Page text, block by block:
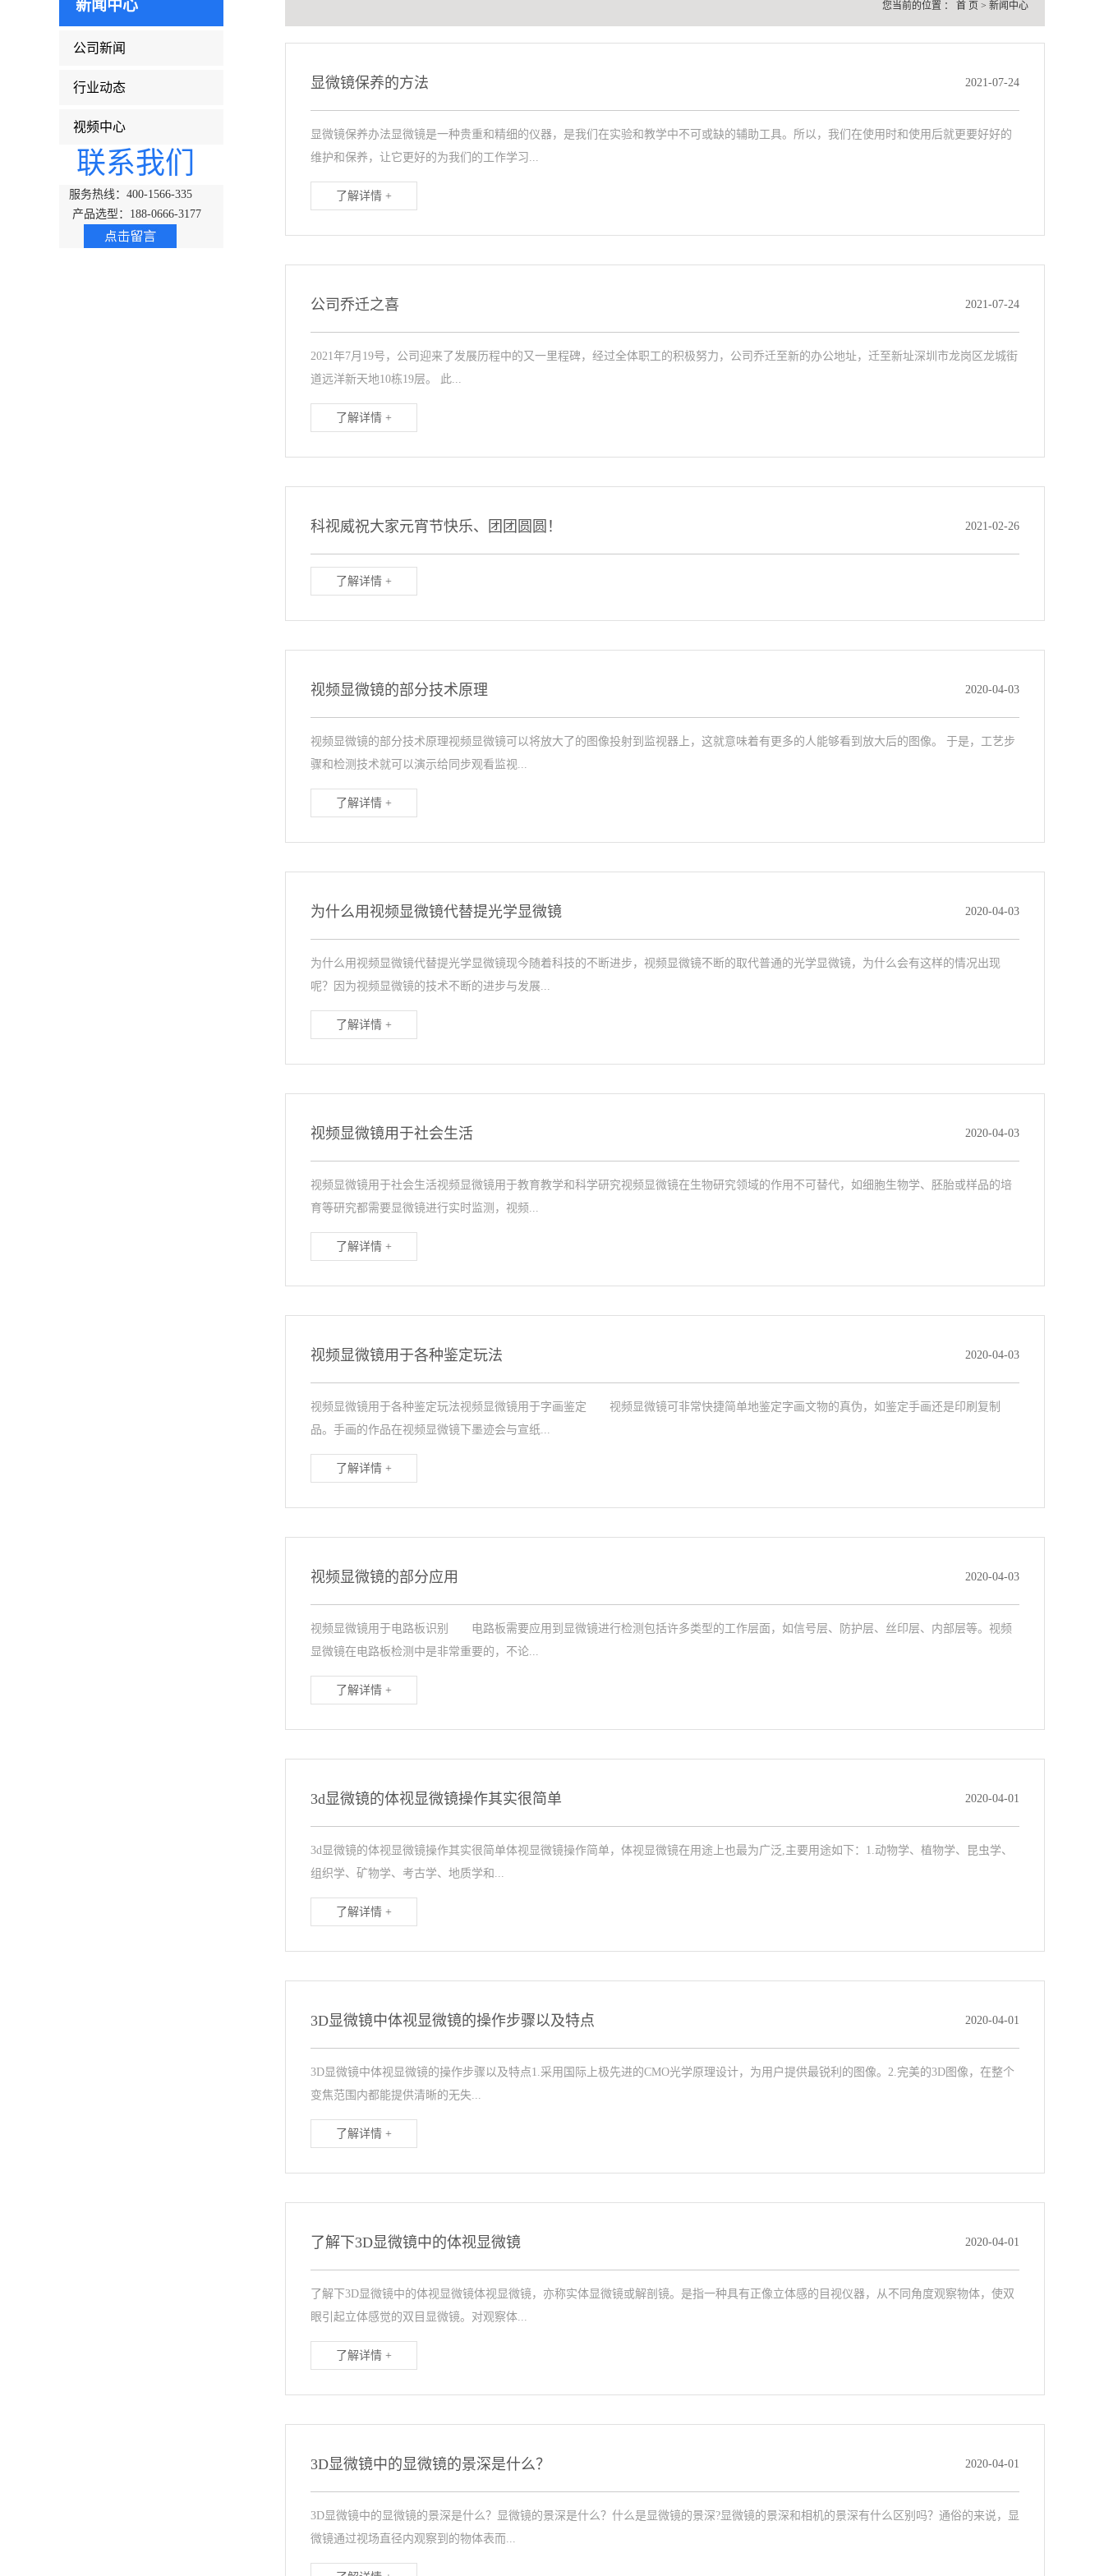
新闻中心
公司新闻
行业动态
视频中心
联系我们
服务热线：400-1566-335
产品选型：188-0666-3177
您当前的位置 ： 首 页 > 新闻中心
显微镜保养的方法 2021-07-24
显微镜保养办法显微镜是一种贵重和精细的仪器，是我们在实验和教学中不可或缺的辅助工具。所以，我们在使用时和使用后就更要好好的
维护和保养，让它更好的为我们的工作学习...
了解详情 +
公司乔迁之喜 2021-07-24
2021年7月19号，公司迎来了发展历程中的又一里程碑，经过全体职工的积极努力，公司乔迁至新的办公地址，迁至新址深圳市龙岗区龙城街
道远洋新天地10栋19层。 此...
了解详情 +
科视威祝大家元宵节快乐、团团圆圆！ 2021-02-26
了解详情 +
视频显微镜的部分技术原理 2020-04-03
视频显微镜的部分技术原理视频显微镜可以将放大了的图像投射到监视器上，这就意味着有更多的人能够看到放大后的图像。 于是，工艺步
骤和检测技术就可以演示给同步观看监视...
了解详情 +
为什么用视频显微镜代替提光学显微镜 2020-04-03
为什么用视频显微镜代替提光学显微镜现今随着科技的不断进步，视频显微镜不断的取代普通的光学显微镜，为什么会有这样的情况出现
呢？因为视频显微镜的技术不断的进步与发展...
了解详情 +
视频显微镜用于社会生活 2020-04-03
视频显微镜用于社会生活视频显微镜用于教育教学和科学研究视频显微镜在生物研究领域的作用不可替代，如细胞生物学、胚胎或样品的培
育等研究都需要显微镜进行实时监测，视频...
了解详情 +
视频显微镜用于各种鉴定玩法 2020-04-03
视频显微镜用于各种鉴定玩法视频显微镜用于字画鉴定 视频显微镜可非常快捷简单地鉴定字画文物的真伪，如鉴定手画还是印刷复制
品。手画的作品在视频显微镜下墨迹会与宣纸...
了解详情 +
视频显微镜的部分应用 2020-04-03
视频显微镜用于电路板识别 电路板需要应用到显微镜进行检测包括许多类型的工作层面，如信号层、防护层、丝印层、内部层等。视频
显微镜在电路板检测中是非常重要的，不论...
了解详情 +
3d显微镜的体视显微镜操作其实很简单 2020-04-01
3d显微镜的体视显微镜操作其实很简单体视显微镜操作简单，体视显微镜在用途上也最为广泛,主要用途如下：1.动物学、植物学、昆虫学、
组织学、矿物学、考古学、地质学和...
了解详情 +
3D显微镜中体视显微镜的操作步骤以及特点 2020-04-01
3D显微镜中体视显微镜的操作步骤以及特点1.采用国际上极先进的CMO光学原理设计，为用户提供最锐利的图像。2.完美的3D图像，在整个
变焦范围内都能提供清晰的无失...
了解详情 +
了解下3D显微镜中的体视显微镜 2020-04-01
了解下3D显微镜中的体视显微镜体视显微镜，亦称实体显微镜或解剖镜。是指一种具有正像立体感的目视仪器，从不同角度观察物体，使双
眼引起立体感觉的双目显微镜。对观察体...
了解详情 +
3D显微镜中的显微镜的景深是什么？ 2020-04-01
3D显微镜中的显微镜的景深是什么？显微镜的景深是什么？什么是显微镜的景深?显微镜的景深和相机的景深有什么区别吗？通俗的来说，显
微镜通过视场直径内观察到的物体表而...